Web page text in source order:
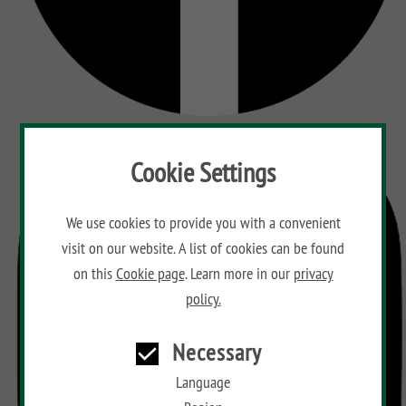
Cookie Settings
We use cookies to provide you with a convenient
visit on our website. A list of cookies can be found
on thisCookie page. Learn more in our privacy
policy.
Necessary
Language